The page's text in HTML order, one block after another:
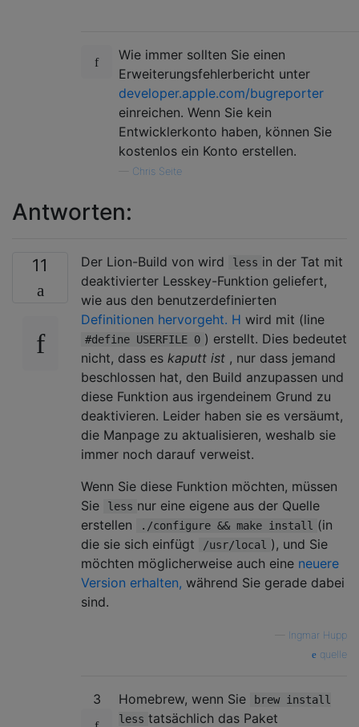
Wie immer sollten Sie einen
Erweiterungsfehlerbericht unter
developer.apple.com/bugreporter
einreichen. Wenn Sie kein
Entwicklerkonto haben, können Sie
kostenlos ein Konto erstellen.
Chris Seite
Antworten:
11 Der Lion-Build von wird less in der Tat mit
deaktivierter Lesskey-Funktion geliefert,
wie aus den benutzerdefinierten
Definitionen hervorgeht. H wird mit (line
#define USERFILE 0 ) erstellt. Dies bedeutet
nicht, dass es kaputt ist , nur dass jemand
beschlossen hat, den Build anzupassen und
diese Funktion aus irgendeinem Grund zu
deaktivieren. Leider haben sie es versäumt,
die Manpage zu aktualisieren, weshalb sie
immer noch darauf verweist.
Wenn Sie diese Funktion möchten, müssen
Sie
less nur eine eigene aus der Quelle
erstellen
./configure && make install (in
die sie sich einfügt
/usr/local ), und Sie
möchten möglicherweise auch eine neuere
Version erhalten, während Sie gerade dabei
sind.
Ingmar Hupp
quelle
3 Homebrew, wenn Sie
brew install
less tatsächlich das Paket